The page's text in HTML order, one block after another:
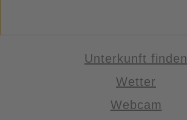
Unterkunft finden
Wetter
Webcam